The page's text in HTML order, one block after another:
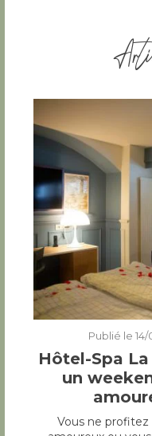
Publié le 14/
Hôtel-Spa
un
Vous ne